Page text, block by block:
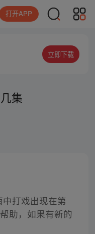
打开APP
立即下载
集
中打戏出现在第
助，如果有新的